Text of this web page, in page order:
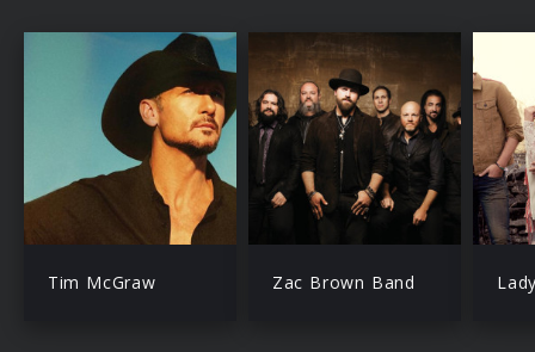
Tim McGraw Zac Brown Band